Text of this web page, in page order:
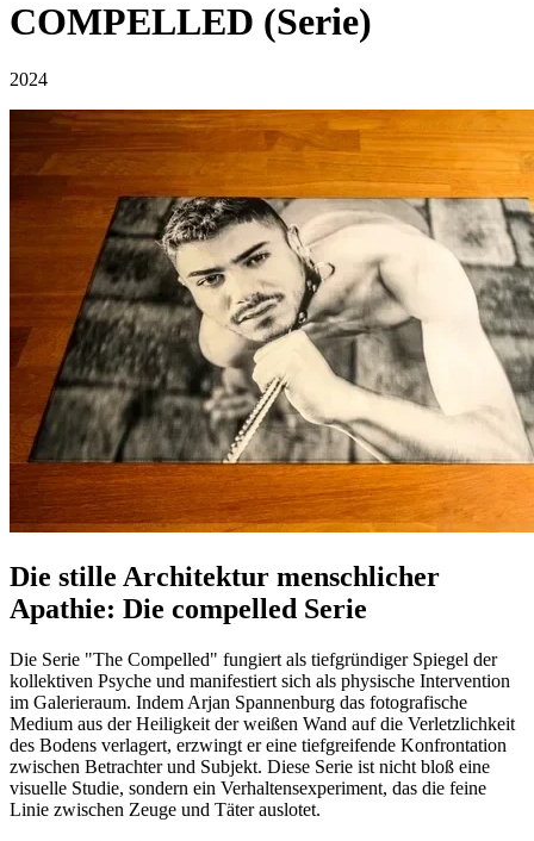
COMPELLED (Serie)
2024
Die stille Architektur menschlicher
Apathie: Die compelled Serie
Die Serie "The Compelled" fungiert als tiefgründiger Spiegel der
kollektiven Psyche und manifestiert sich als physische Intervention
im Galerieraum. Indem Arjan Spannenburg das fotografische
Medium aus der Heiligkeit der weißen Wand auf die Verletzlichkeit
des Bodens verlagert, erzwingt er eine tiefgreifende Konfrontation
zwischen Betrachter und Subjekt. Diese Serie ist nicht bloß eine
visuelle Studie, sondern ein Verhaltens­experiment, das die feine
Linie zwischen Zeuge und Täter auslotet.